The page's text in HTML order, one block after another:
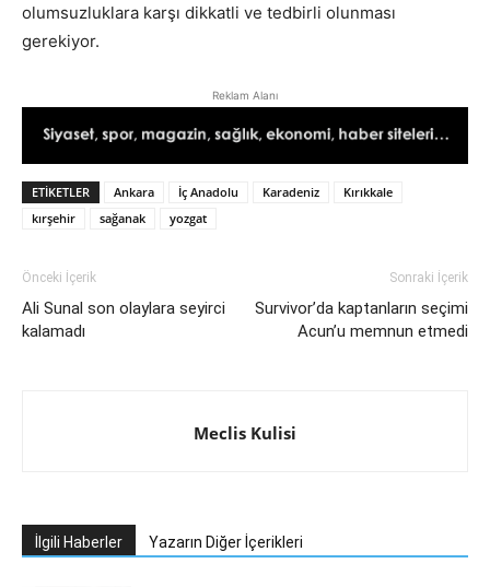
olumsuzluklara karşı dikkatli ve tedbirli olunması
gerekiyor.
Reklam Alanı
ETIKETLER Ankara İç Anadolu Karadeniz
Kırıkkale
kırşehir
sağanak yozgat
Önceki İçerik
Ali Sunal son olaylara seyirci
kalamadı
Sonraki İçerik
Survivor’da kaptanların seçimi
Acun’u memnun etmedi
Meclis Kulisi
İlgili Haberler Yazarın Diğer İçerikleri